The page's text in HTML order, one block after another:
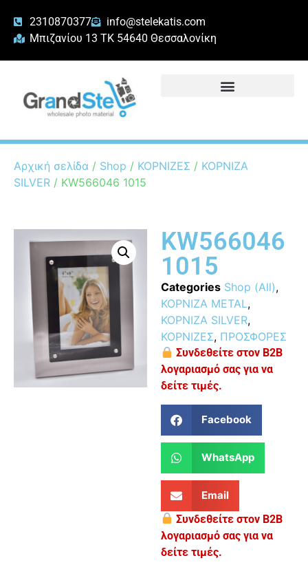
2310870377
info@stelekatis.com
Μπιζανίου 13 ΤΚ 54640 Θεσσαλονίκη
Αρχική σελίδα / Shop / ΚΟΡΝΙΖΕΣ / ΚΟΡΝΙΖΑ
SILVER / KW566046 1015
KW566046
1015
Categories Shop (All),
ΚΟΡΝΙΖΑ METAL,
ΚΟΡΝΙΖΑ SILVER,
ΚΟΡΝΙΖΕΣ, ΠΡΟΣΦΟΡΕΣ
Συνδεθείτε στον B2B
λογαριασμό σας για να
δείτε τιμές.
Facebook
WhatsApp
Email
Συνδεθείτε στον B2B
λογαριασμό σας για να
δείτε τιμές.